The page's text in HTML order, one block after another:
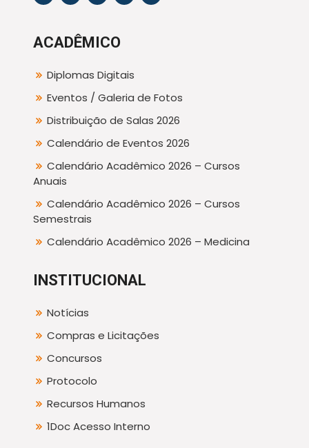
ACADÊMICO
Diplomas Digitais
Eventos / Galeria de Fotos
Distribuição de Salas 2026
Calendário de Eventos 2026
Calendário Acadêmico 2026 – Cursos
Anuais
Calendário Acadêmico 2026 – Cursos
Semestrais
Calendário Acadêmico 2026 – Medicina
INSTITUCIONAL
Notícias
Compras e Licitações
Concursos
Protocolo
Recursos Humanos
1Doc Acesso Interno